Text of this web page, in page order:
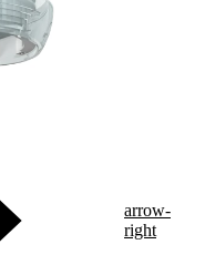
arrow-
right